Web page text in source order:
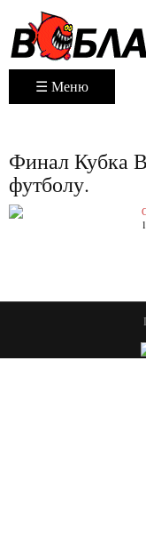
☰ Меню
Финал Кубка
футболу.